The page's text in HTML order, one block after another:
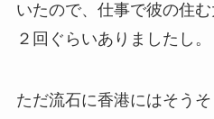
いたので、仕事で彼の住
２回ぐらいありましたし。
ただ流石に香港にはそう